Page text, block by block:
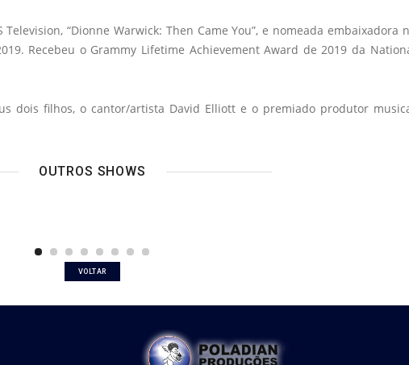
“Dionne Warwick: Then Came You”, e nomeada embaixadora
Recebeu o Grammy Lifetime Achievement Award de 2019 da
dois filhos, o cantor/artista David Elliott e o premiado produtor
OUTROS SHOWS
VOLTAR